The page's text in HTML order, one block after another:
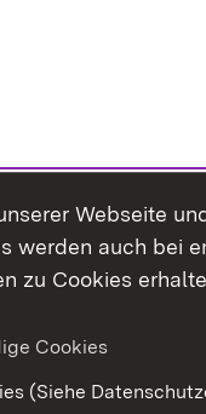
Webseite
werden auch bei
zu Cookies
Cookies
(Siehe